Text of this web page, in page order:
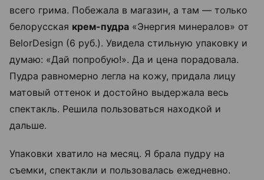
всего грима. Побежала в магазин, а там — только
белорусская крем-пудра «Энергия минералов» от
BelorDesign (6 руб.). Увидела стильную упаковку и
думаю: «Дай попробую!». Да и цена порадовала.
Пудра равномерно легла на кожу, придала лицу
матовый оттенок и достойно выдержала весь
спектакль. Решила пользоваться находкой и
дальше.
Упаковки хватило на месяц. Я брала пудру на
съемки, спектакли и пользовалась ежедневно.